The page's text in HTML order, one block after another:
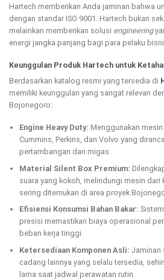
Hartech memberikan Anda jaminan bahwa
dengan standar ISO 9001. Hartech bukan
melainkan memberikan solusi engineering
energi jangka panjang bagi para pelaku
Keunggulan Produk Hartech untuk
Berdasarkan katalog resmi yang tersedia di
memiliki keunggulan yang sangat relevan
Bojonegoro:
Engine Heavy Duty: Menggunakan
Cummins, Perkins, dan Volvo yang
pertambangan dan migas.
Material Silent Box Premium:
suara yang kokoh, melindungi mesin dari
sering ditemukan di area proyek
Efisiensi Konsumsi Bahan Bakar:
presisi memastikan biaya operasional
beban kerja tinggi.
Ketersediaan Komponen Asli: Jaminan
cadang lainnya yang selalu tersedia,
lama saat jadwal perawatan rutin.